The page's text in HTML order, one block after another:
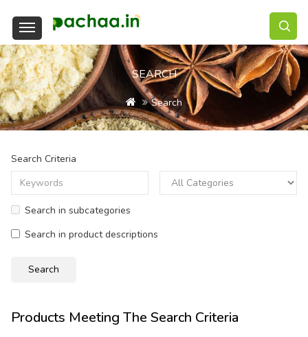
SEARCH
Search
Search Criteria
Search in subcategories
Search in product descriptions
Products Meeting The Search Criteria